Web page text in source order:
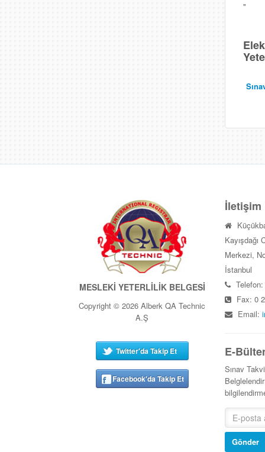
"
MESLEKİ YETERLİLİK BELGESİ
Copyright © 2026 Alberk QA Technic
A.Ş
Twitter'da Takip Et
Facebook'da Takip Et
İletişim
Kayışdağı
Merkezi,
İstanbul
Fax: 0
Email:
E-
Sınav
Gönder